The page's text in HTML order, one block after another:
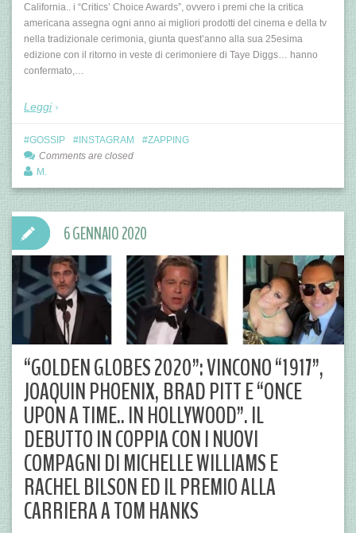
California.. i “Critics’ Choice Awards”, ovvero i premi che la critica
americana assegna ogni anno ai migliori prodotti del cinema e della tv
nella tradizionale cerimonia, giunta quest’anno alla sua 25esima
edizione con il ritorno in veste di cerimoniere di Taye Diggs… hanno
confermato,…
Leggi
GOSSIP INSTAGRAM
ZAPPING
Comments are closed
M.
“GOLDEN GLOBES 2020”: VINCONO “1917”,
JOAQUIN PHOENIX, BRAD PITT E “ONCE
UPON A TIME.. IN HOLLYWOOD”. IL
DEBUTTO IN COPPIA CON I NUOVI
COMPAGNI DI MICHELLE WILLIAMS E
RACHEL BILSON ED IL PREMIO ALLA
CARRIERA A TOM HANKS
6 GENNAIO 2020